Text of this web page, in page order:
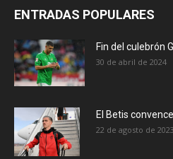
ENTRADAS POPULARES
Fin del culebrón
30 de abril de 2024
El Betis
22 de agosto de 2023